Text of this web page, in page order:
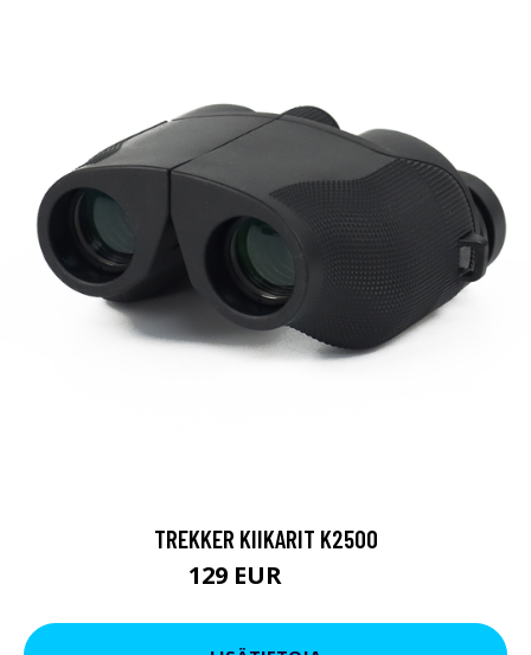
TREKKER KIIKARIT K2500
129 EUR